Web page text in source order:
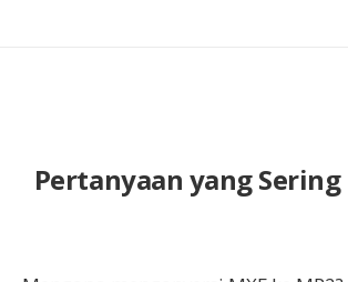
Pertanyaan yang